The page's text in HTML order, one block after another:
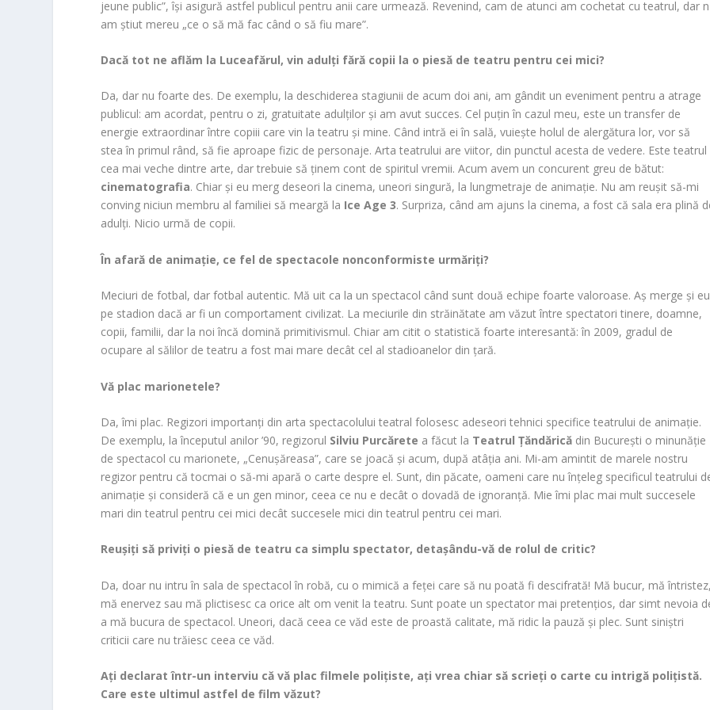
jeune public”, își asigură astfel publicul pentru anii care urmează. Revenind, cam de atunci am cochetat cu teatrul, dar
am știut mereu „ce o să mă fac când o să fiu mare”.
Dacă tot ne aflăm la Luceafărul, vin adulți fără copii la o piesă de teatru pentru cei mici?
Da, dar nu foarte des. De exemplu, la deschiderea stagiunii de acum doi ani, am gândit un eveniment pentru a atrage
publicul: am acordat, pentru o zi, gratuitate adulților și am avut succes. Cel puțin în cazul meu, este un transfer de
energie extraordinar între copiii care vin la teatru și mine. Când intră ei în sală, vuiește holul de alergătura lor, vor să
stea în primul rând, să fie aproape fizic de personaje. Arta teatrului are viitor, din punctul acesta de vedere. Este teatrul
cea mai veche dintre arte, dar trebuie să ținem cont de spiritul vremii. Acum avem un concurent greu de bătut:
cinematografia. Chiar și eu merg deseori la cinema, uneori singură, la lungmetraje de animație. Nu am reușit să-mi
conving niciun membru al familiei să meargă la Ice Age 3. Surpriza, când am ajuns la cinema, a fost că sala era plină
adulți. Nicio urmă de copii.
În afară de animație, ce fel de spectacole nonconformiste urmăriți?
Meciuri de fotbal, dar fotbal autentic. Mă uit ca la un spectacol când sunt două echipe foarte valoroase. Aș merge și eu
pe stadion dacă ar fi un comportament civilizat. La meciurile din străinătate am văzut între spectatori tinere, doamne,
copii, familii, dar la noi încă domină primitivismul. Chiar am citit o statistică foarte interesantă: în 2009, gradul de
ocupare al sălilor de teatru a fost mai mare decât cel al stadioanelor din țară.
Vă plac marionetele?
Da, îmi plac. Regizori importanți din arta spectacolului teatral folosesc adeseori tehnici specifice teatrului de animație.
De exemplu, la începutul anilor ’90, regizorul Silviu Purcărete a făcut la Teatrul Țăndărică din București o minunăție
de spectacol cu marionete, „Cenușăreasa”, care se joacă și acum, după atâția ani. Mi-am amintit de marele nostru
regizor pentru că tocmai o să-mi apară o carte despre el. Sunt, din păcate, oameni care nu înțeleg specificul teatrului
animație și consideră că e un gen minor, ceea ce nu e decât o dovadă de ignoranță. Mie îmi plac mai mult succesele
mari din teatrul pentru cei mici decât succesele mici din teatrul pentru cei mari.
Reușiți să priviți o piesă de teatru ca simplu spectator, detașându-vă de rolul de critic?
Da, doar nu intru în sala de spectacol în robă, cu o mimică a feței care să nu poată fi descifrată! Mă bucur, mă întristez,
mă enervez sau mă plictisesc ca orice alt om venit la teatru. Sunt poate un spectator mai pretențios, dar simt nevoia
a mă bucura de spectacol. Uneori, dacă ceea ce văd este de proastă calitate, mă ridic la pauză și plec. Sunt siniștri
criticii care nu trăiesc ceea ce văd.
Ați declarat într-un interviu că vă plac filmele polițiste, ați vrea chiar să scrieți o carte cu intrigă polițistă.
Care este ultimul astfel de film văzut?